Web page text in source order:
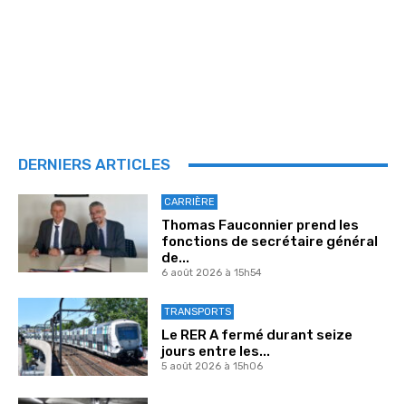
DERNIERS ARTICLES
CARRIÈRE
Thomas Fauconnier prend les
fonctions de secrétaire général
de...
6 août 2026 à 15h54
TRANSPORTS
Le RER A fermé durant seize
jours entre les...
5 août 2026 à 15h06